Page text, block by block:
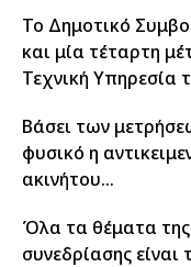
Το Δημοτικό
και μία τέταρτη
Τεχνική Υπηρεσία
Βάσει των
φυσικό η
ακινήτου…
Όλα τα θέματα της
συνεδρίασης